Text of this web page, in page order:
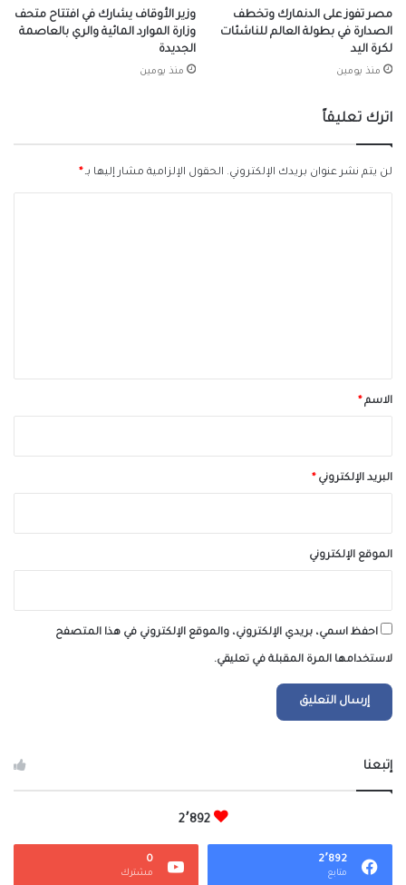
مصر تفوز على الدنمارك وتخطف
الصدارة في بطولة العالم للناشئات
لكرة اليد
منذ يومين
وزير الأوقاف يشارك في افتتاح متحف
وزارة الموارد المائية والري بالعاصمة
الجديدة
منذ يومين
اترك تعليقاً
لن يتم نشر عنوان بريدك الإلكتروني. الحقول الإلزامية مشار إليها بـ*
*الاسم*
البريد الإلكتروني*
الموقع الإلكتروني
احفظ اسمي، بريدي الإلكتروني، والموقع الإلكتروني في هذا المتصفح
لاستخدامها المرة المقبلة في تعليقي.
إتبعنا
2٬892
2٬892
متابع
0
مشترك